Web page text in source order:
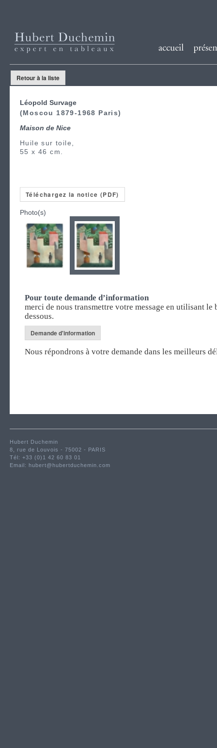
Retour à la liste
Léopold Survage
(Moscou 1879-1968 Paris)
Maison de Nice
Huile sur toile,
55 x 46 cm.
Téléchargez la notice (PDF)
Photo(s)
Pour toute demande d’information
merci de nous transmettre votre message en utilisant le
dessous.
Demande d'information
Nous répondrons à votre demande dans les meilleurs
Hubert Duchemin
8, rue de Louvois - 75002 - PARIS
Tél: +33 (0)1 42 60 83 01
Email: hubert@hubertduchemin.com